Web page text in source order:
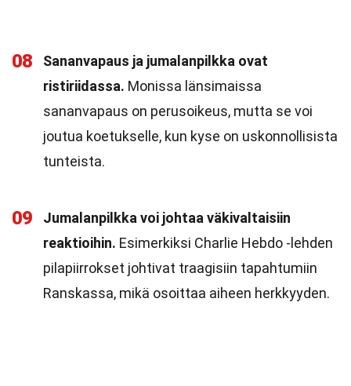
08
Sananvapaus ja jumalanpilkka ovat
ristiriidassa. Monissa länsimaissa
sananvapaus on perusoikeus, mutta se voi
joutua koetukselle, kun kyse on uskonnollisista
tunteista.
09
Jumalanpilkka voi johtaa väkivaltaisiin
reaktioihin. Esimerkiksi Charlie Hebdo -lehden
pilapiirrokset johtivat traagisiin tapahtumiin
Ranskassa, mikä osoittaa aiheen herkkyyden.